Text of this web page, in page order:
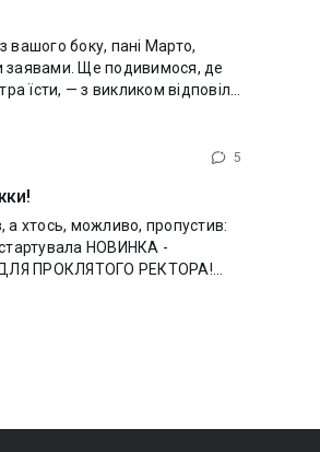
вашого боку, пані Марто,
заявами. Ще подивимося, де
їсти, — з викликом відповіла
5
а хтось, можливо, пропустив:
НОВИНКА -
ПРОКЛЯТОГО РЕКТОРА!